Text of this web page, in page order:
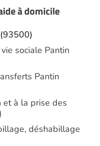
à domicile
sociale Pantin
Pantin
à la prise des
déshabillage